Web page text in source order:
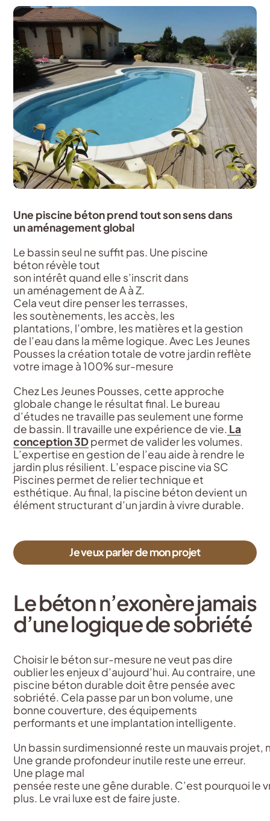
Une piscine béton prend tout son sens dans
un aménagement global
Le bassin seul ne suffit pas. Une piscine
béton révèle tout
son intérêt quand elle s’inscrit dans
un aménagement de A à Z.
Cela veut dire penser les terrasses,
les soutènements, les accès, les
plantations, l’ombre, les matières et la gestion
de l’eau dans la même logique.Avec Les Jeunes
Pousses la création totale de votre jardin reflète
votre image à 100% sur-mesure
Chez Les Jeunes Pousses, cette approche
globale change le résultat final. Le bureau
d’études ne travaille pas seulement une forme
de bassin. Il travaille une expérience de vie. La
conception 3Dpermet de valider les volumes.
L’expertise en gestion de l’eau aide à rendre le
jardin plus résilient. L’espace piscine via SC
Piscines permet de relier technique et
esthétique. Au final, la piscine béton devient un
élément structurant d’un jardin à vivre durable.
Je veux parler de mon projet
Le béton n’exonère jamais
d’une logique de sobriété
Choisir le béton sur-mesure ne veut pas dire
oublier les enjeux d’aujourd’hui. Au contraire, une
piscine béton durable doit être pensée avec
sobriété. Cela passe par un bon volume, une
bonne couverture, des équipements
performants et une implantation intelligente.
Un bassin surdimensionné reste un mauvais projet,
Une grande profondeur inutile reste une erreur.
Une plage mal
pensée reste une gêne durable. C’est pourquoi le
plus. Le vrai luxe est de faire juste.